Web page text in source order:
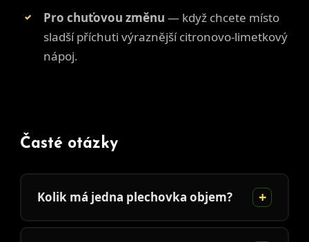
Pro chuťovou změnu — když chcete místo
sladší příchuti výraznější citronovo-limetkový
nápoj.
Časté otázky
Kolik má jedna plechovka objem?